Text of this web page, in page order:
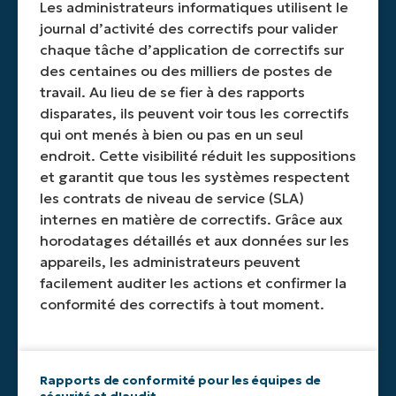
visibilité
en
sur les
activités
de
correctifs
en
sur
tous
les
appareils
gérés.
outil à
l’autre
d’agréger
manuellement
les
informations
sur les
d’activité
par
appareil,
statut,
type
de
correctif
de
déploiement
pour
une
vérification
peuvent
être
ou
générés
à la
demande
de
flexibilité.
Les administrateurs informatiques utilisent le
journal d’activité des correctifs pour valider
chaque tâche d’application de correctifs sur
des centaines ou des milliers de postes de
travail. Au lieu de se fier à des rapports
disparates, ils peuvent voir tous les correctifs
qui ont menés à bien ou pas en un seul
endroit. Cette visibilité réduit les suppositions
et garantit que tous les systèmes respectent
les contrats de niveau de service (SLA)
internes en matière de correctifs. Grâce aux
horodatages détaillés et aux données sur les
appareils, les administrateurs peuvent
facilement auditer les actions et confirmer la
conformité des correctifs à tout moment.
Rapports de conformité pour les équipes de